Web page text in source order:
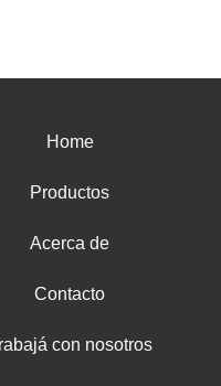
Home
Productos
Acerca de
Contacto
con nosotros